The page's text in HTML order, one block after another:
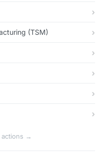
(TSM)
actions →